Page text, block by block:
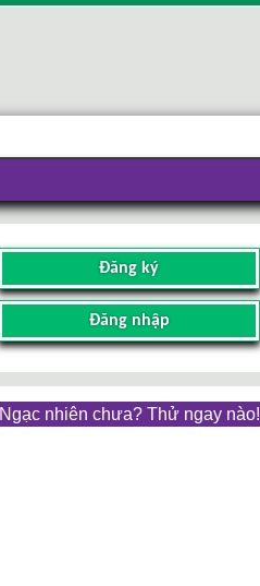
Đăng ký
Đăng nhập
Ngạc nhiên chưa? Thử ngay nào!